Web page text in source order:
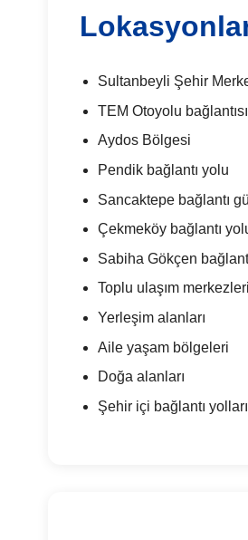
Sultanbeyli Şehir
TEM Otoyolu bağlantısı
Aydos Bölgesi
Pendik bağlantı yolu
Sancaktepe bağlantı
Çekmeköy bağlantı
Sabiha Gökçen
Toplu ulaşım merkezleri
Yerleşim alanları
Aile yaşam bölgeleri
Doğa alanları
Şehir içi bağlantı yolları